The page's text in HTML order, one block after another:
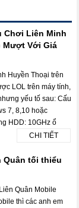
Chơi Liên Minh
Mượt Với Giá
Huyền Thoại trên
LOL trên máy tính,
yếu tố sau: Cấu
7, 8,10 hoặc
HDD: 10GHz ổ
CHI TIẾT
Quân tối thiểu
Quân Mobile
thì các anh em